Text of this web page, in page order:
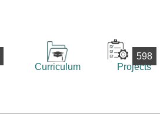
Curriculum
598
Projects